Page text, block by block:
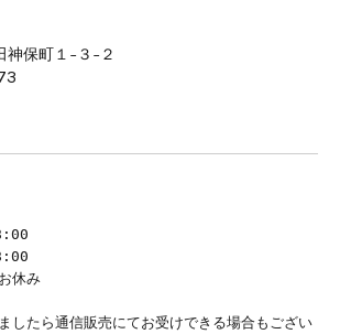
保町１−３−２
休み
したら通信販売にてお受けできる場合もござい